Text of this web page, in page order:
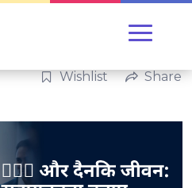
Wishlist Share